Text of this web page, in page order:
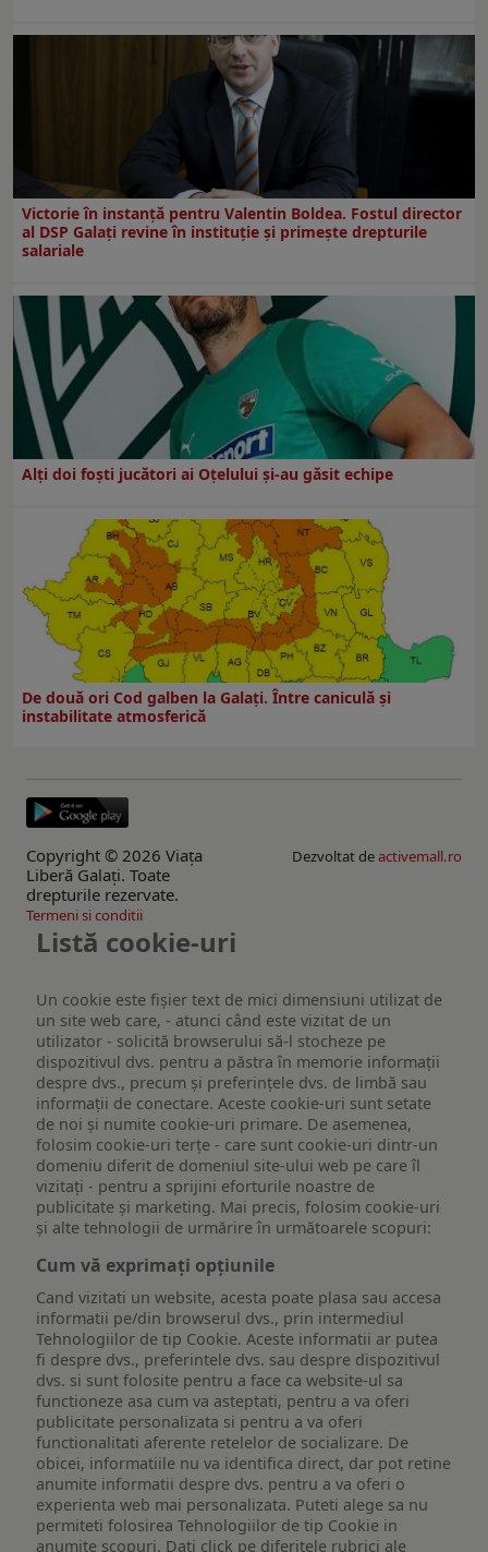
Victorie în instanță pentru Valentin Boldea. Fostul director
al DSP Galați revine în instituție și primește drepturile
salariale
Alți doi foști jucători ai Oțelului și-au găsit echipe
De două ori Cod galben la Galaţi. Între caniculă şi
instabilitate atmosferică
Copyright © 2026 Viaţa
Liberă Galaţi. Toate
drepturile rezervate.
Dezvoltat deactivemall.ro
Termeni si conditii
Listă cookie-uri
Un cookie este fişier text de mici dimensiuni utilizat de
un site web care, - atunci când este vizitat de un
utilizator - solicită browserului să-l stocheze pe
dispozitivul dvs. pentru a păstra în memorie informații
despre dvs., precum și preferințele dvs. de limbă sau
informații de conectare. Aceste cookie-uri sunt setate
de noi și numite cookie-uri primare. De asemenea,
folosim cookie-uri terțe - care sunt cookie-uri dintr-un
domeniu diferit de domeniul site-ului web pe care îl
vizitați - pentru a sprijini eforturile noastre de
publicitate și marketing. Mai precis, folosim cookie-uri
și alte tehnologii de urmărire în următoarele scopuri:
Cum vă exprimați opțiunile
Cand vizitati un website, acesta poate plasa sau accesa
informatii pe/din browserul dvs., prin intermediul
Tehnologiilor de tip Cookie. Aceste informatii ar putea
fi despre dvs., preferintele dvs. sau despre dispozitivul
dvs. si sunt folosite pentru a face ca website-ul sa
functioneze asa cum va asteptati, pentru a va oferi
publicitate personalizata si pentru a va oferi
functionalitati aferente retelelor de socializare. De
obicei, informatiile nu va identifica direct, dar pot retine
anumite informatii despre dvs. pentru a va oferi o
experienta web mai personalizata. Puteti alege sa nu
permiteti folosirea Tehnologiilor de tip Cookie in
anumite scopuri. Dati click pe diferitele rubrici ale